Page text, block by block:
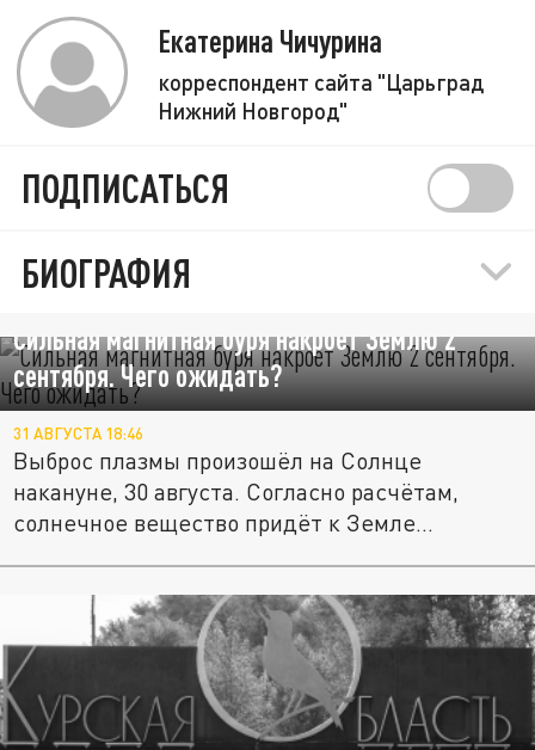
Екатерина Чичурина
корреспондент сайта "Царьград
Нижний Новгород"
ПОДПИСАТЬСЯ
БИОГРАФИЯ
Сильная магнитная буря накроет Землю 2
сентября. Чего ожидать?
31 АВГУСТА 18:46
Выброс плазмы произошёл на Солнце
накануне, 30 августа. Согласно расчётам,
солнечное вещество придёт к Земле...